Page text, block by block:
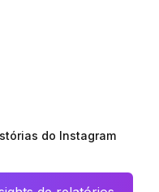
do Instagram